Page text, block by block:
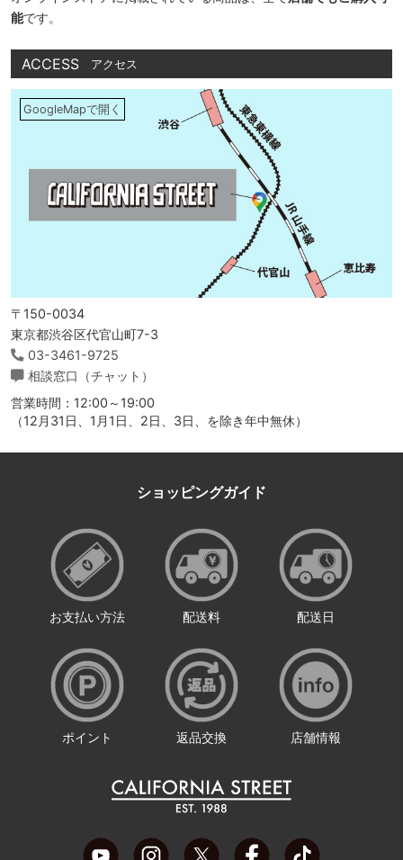
能です。
ACCESS アクセス
GoogleMapで開く
〒150-0034
東京都渋谷区代官山町7-3
03-3461-9725
相談窓口（チャット）
営業時間：12:00～19:00
（12月31日、1月1日、2日、3日、を除き年中無休）
ショッピングガイド
お支払い方法 配送料 配送日
ポイント 返品交換 店舗情報